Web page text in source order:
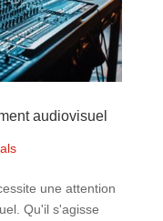
audiovisuel
une attention
Qu'il s'agisse